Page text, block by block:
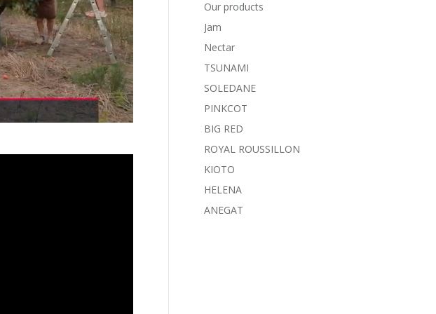
Our products
Jam
Nectar
TSUNAMI
SOLEDANE
PINKCOT
BIG RED
ROYAL ROUSSILLON
KIOTO
HELENA
ANEGAT